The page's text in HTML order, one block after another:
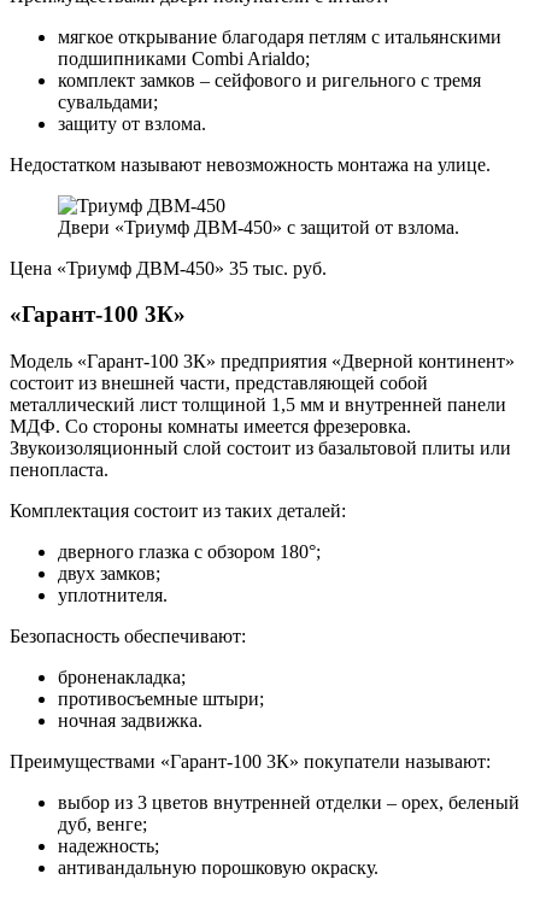
мягкое открывание благодаря петлям с итальянскими
подшипниками Combi Arialdo;
комплект замков – сейфового и ригельного с тремя
сувальдами;
защиту от взлома.
Недостатком называют невозможность монтажа на улице.
Двери «Триумф ДВМ-450» с защитой от взлома.
Цена «Триумф ДВМ-450» 35 тыс. руб.
«Гарант-100 3К»
Модель «Гарант-100 3К» предприятия «Дверной континент»
состоит из внешней части, представляющей собой
металлический лист толщиной 1,5 мм и внутренней панели
МДФ. Со стороны комнаты имеется фрезеровка.
Звукоизоляционный слой состоит из базальтовой плиты или
пенопласта.
Комплектация состоит из таких деталей:
дверного глазка с обзором 180°;
двух замков;
уплотнителя.
Безопасность обеспечивают:
броненакладка;
противосъемные штыри;
ночная задвижка.
Преимуществами «Гарант-100 3К» покупатели называют:
выбор из 3 цветов внутренней отделки – орех, беленый
дуб, венге;
надежность;
антивандальную порошковую окраску.